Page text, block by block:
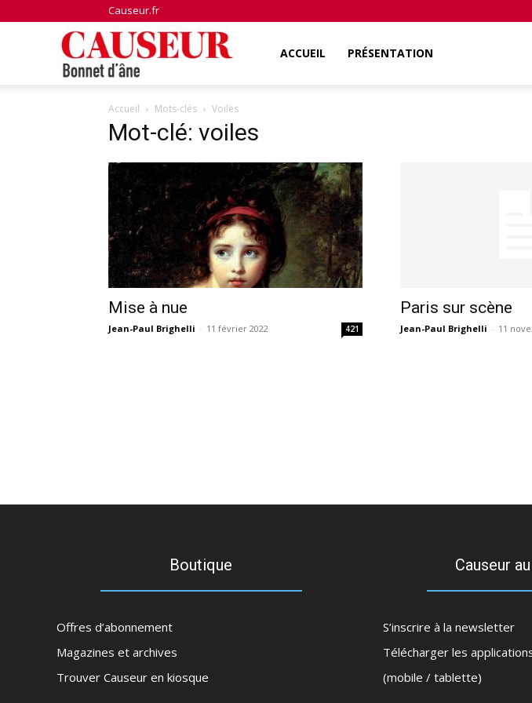
Causeur.fr
d'âne
ACCUEIL PRÉSENTATION
Accueil Mots-clés Voiles
Mot-clé: voiles
Mise à nue
Jean-Paul Brighelli - 11 février 2022 421
Paris sur scène
Jean-Paul Brighelli - 11
Boutique
Offres d’abonnement
Magazines et archives
Trouver Causeur en kiosque
Causeur
S’inscrire à la newsletter
Télécharger les
(mobile / tablette)